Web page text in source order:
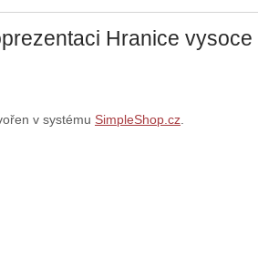
Hranice
v systému SimpleShop.cz